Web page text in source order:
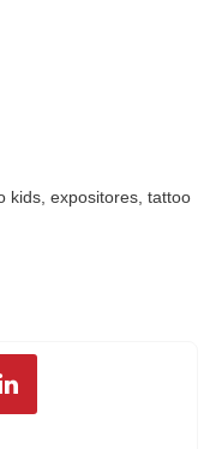
kids, expositores, tattoo